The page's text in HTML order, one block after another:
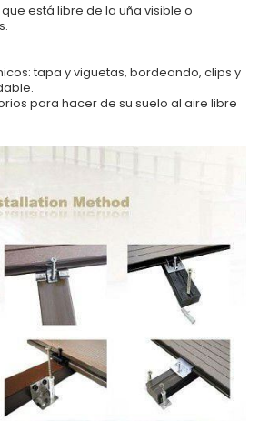
está libre de la uña visible o
tapa y viguetas, bordeando, clips y
para hacer de su suelo al aire libre